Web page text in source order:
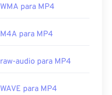
WMA para MP4
M4A para MP4
raw-audio para MP4
WAVE para MP4